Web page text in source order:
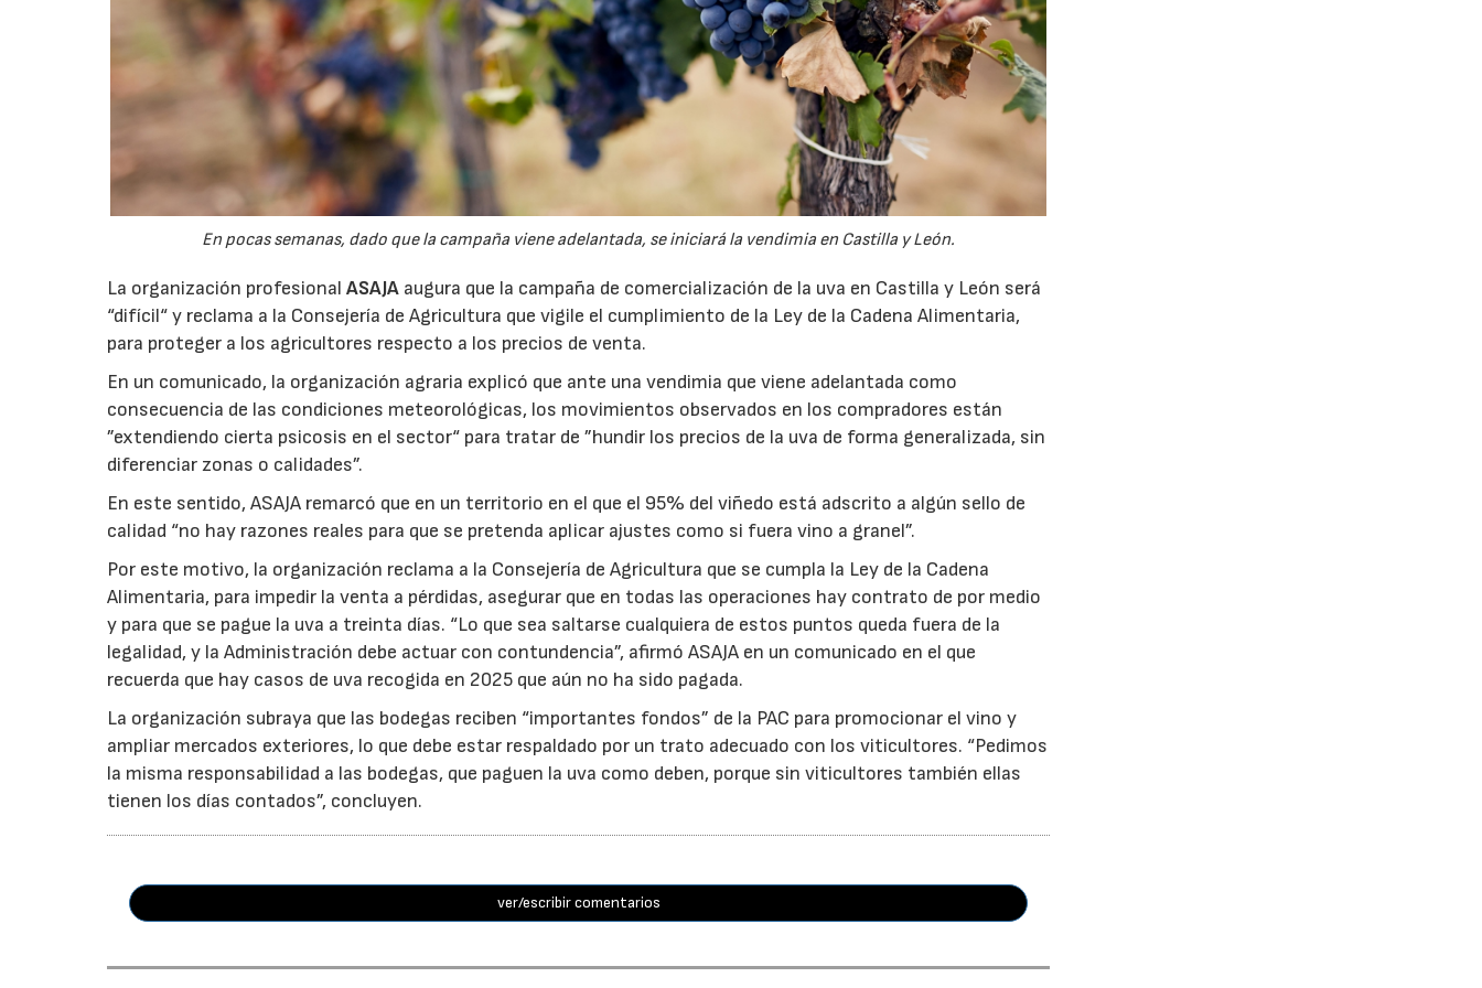
En pocas semanas, dado que la campaña viene adelantada, se iniciará la vendimia en Castilla y León.
La organización profesionalASAJA augura que la campaña de comercialización de la uva en Castilla y León será
“difícil“ y reclama a la Consejería de Agricultura que vigile el cumplimiento de la Ley de la Cadena Alimentaria,
para proteger a los agricultores respecto a los precios de venta.
En un comunicado, la organización agraria explicó que ante una vendimia que viene adelantada como
consecuencia de las condiciones meteorológicas, los movimientos observados en los compradores están
”extendiendo cierta psicosis en el sector“ para tratar de ”hundir los precios de la uva de forma generalizada, sin
diferenciar zonas o calidades”.
En este sentido, ASAJA remarcó que en un territorio en el que el 95% del viñedo está adscrito a algún sello de
calidad “no hay razones reales para que se pretenda aplicar ajustes como si fuera vino a granel”.
Por este motivo, la organización reclama a la Consejería de Agricultura que se cumpla la Ley de la Cadena
Alimentaria, para impedir la venta a pérdidas, asegurar que en todas las operaciones hay contrato de por medio
y para que se pague la uva a treinta días. “Lo que sea saltarse cualquiera de estos puntos queda fuera de la
legalidad, y la Administración debe actuar con contundencia”, afirmó ASAJA en un comunicado en el que
recuerda que hay casos de uva recogida en 2025 que aún no ha sido pagada.
La organización subraya que las bodegas reciben “importantes fondos” de la PAC para promocionar el vino y
ampliar mercados exteriores, lo que debe estar respaldado por un trato adecuado con los viticultores. “Pedimos
la misma responsabilidad a las bodegas, que paguen la uva como deben, porque sin viticultores también ellas
tienen los días contados”, concluyen.
ver/escribir comentarios